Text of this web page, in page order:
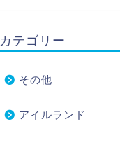
カテゴリー
その他
アイルランド